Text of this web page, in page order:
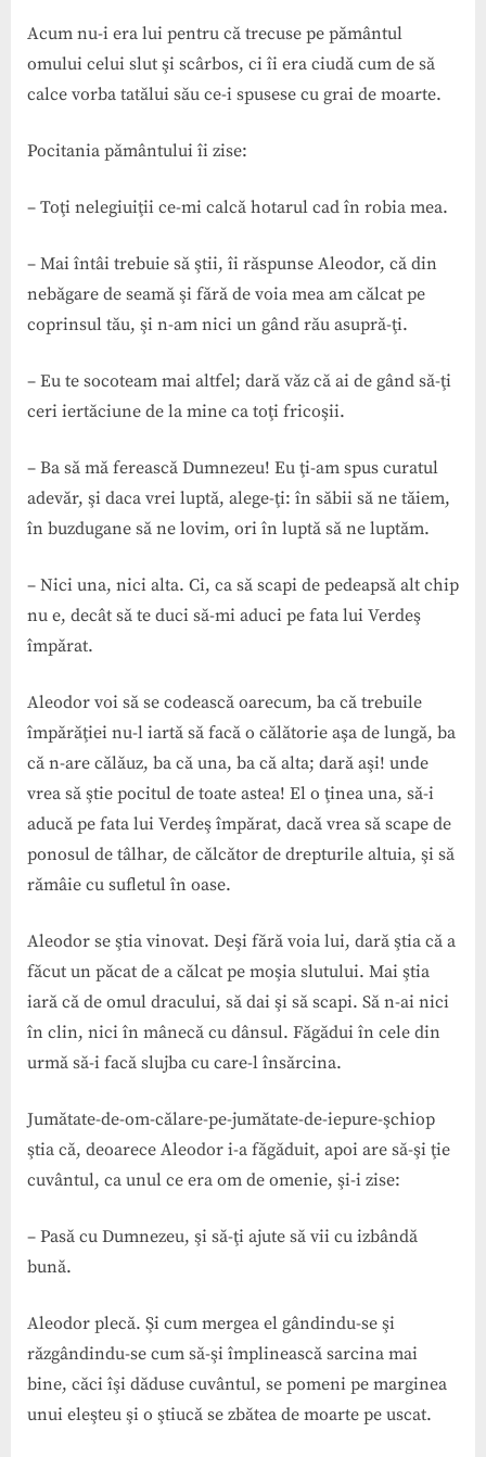
Acum nu-i era lui pentru că trecuse pe pământul
omului celui slut şi scârbos, ci îi era ciudă cum de să
calce vorba tatălui său ce-i spusese cu grai de moarte.
Pocitania pământului îi zise:
– Toţi nelegiuiţii ce-mi calcă hotarul cad în robia mea.
– Mai întâi trebuie să ştii, îi răspunse Aleodor, că din
nebăgare de seamă şi fără de voia mea am călcat pe
coprinsul tău, şi n-am nici un gând rău asupră-ţi.
– Eu te socoteam mai altfel; dară văz că ai de gând să-ţi
ceri iertăciune de la mine ca toţi fricoşii.
– Ba să mă ferească Dumnezeu! Eu ţi-am spus curatul
adevăr, şi daca vrei luptă, alege-ţi: în săbii să ne tăiem,
în buzdugane să ne lovim, ori în luptă să ne luptăm.
– Nici una, nici alta. Ci, ca să scapi de pedeapsă alt chip
nu e, decât să te duci să-mi aduci pe fata lui Verdeş
împărat.
Aleodor voi să se codească oarecum, ba că trebuile
împărăţiei nu-l iartă să facă o călătorie aşa de lungă, ba
că n-are călăuz, ba că una, ba că alta; dară aşi! unde
vrea să ştie pocitul de toate astea! El o ţinea una, să-i
aducă pe fata lui Verdeş împărat, dacă vrea să scape de
ponosul de tâlhar, de călcător de drepturile altuia, şi să
rămâie cu sufletul în oase.
Aleodor se ştia vinovat. Deşi fără voia lui, dară ştia că a
făcut un păcat de a călcat pe moşia slutului. Mai ştia
iară că de omul dracului, să dai şi să scapi. Să n-ai nici
în clin, nici în mânecă cu dânsul. Făgădui în cele din
urmă să-i facă slujba cu care-l însărcina.
Jumătate-de-om-călare-pe-jumătate-de-iepure-şchiop
ştia că, deoarece Aleodor i-a făgăduit, apoi are să-şi ţie
cuvântul, ca unul ce era om de omenie, şi-i zise:
– Pasă cu Dumnezeu, şi să-ţi ajute să vii cu izbândă
bună.
Aleodor plecă. Şi cum mergea el gândindu-se şi
răzgândindu-se cum să-şi împlinească sarcina mai
bine, căci îşi dăduse cuvântul, se pomeni pe marginea
unui eleşteu şi o ştiucă se zbătea de moarte pe uscat.